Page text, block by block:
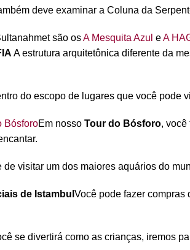
deve examinar a Coluna da
são osA Mesquita Azul eA
A estrutura arquitetônica diferente da
do escopo de lugares que você pode
BósforoEm nosso Tour do Bósforo, você
visitar um dos maiores aquários do
de Istambul Você pode fazer
se divertirá como as crianças, iremos